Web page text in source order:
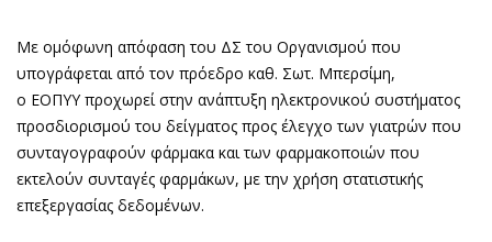
Με ομόφωνη απόφαση του ΔΣ του Οργανισμού που
υπογράφεται από τον πρόεδρο καθ. Σωτ. Μπερσίμη,
ο ΕΟΠΥΥ προχωρεί στην ανάπτυξη ηλεκτρονικού συστήματος
προσδιορισμού του δείγματος προς έλεγχο των γιατρών που
συνταγογραφούν φάρμακα και των φαρμακοποιών που
εκτελούν συνταγές φαρμάκων, με την χρήση στατιστικής
επεξεργασίας δεδομένων.